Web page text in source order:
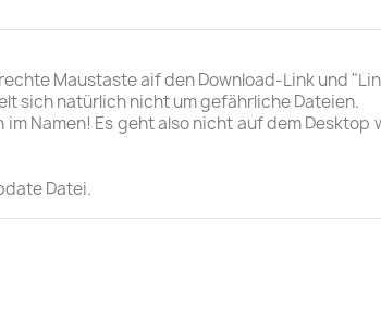
Maustaste aif den Download-Link und
sich natürlich nicht um gefährliche Dateien.
Namen! Es geht also nicht auf dem
Datei.